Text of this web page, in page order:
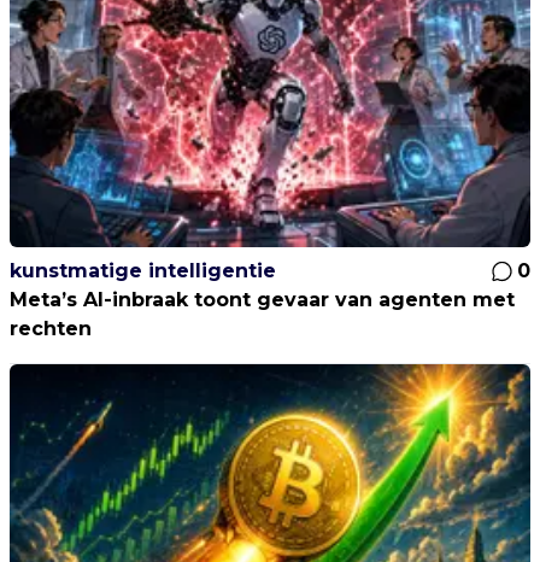
kunstmatige intelligentie
0
Meta’s AI-inbraak toont gevaar van agenten met
rechten